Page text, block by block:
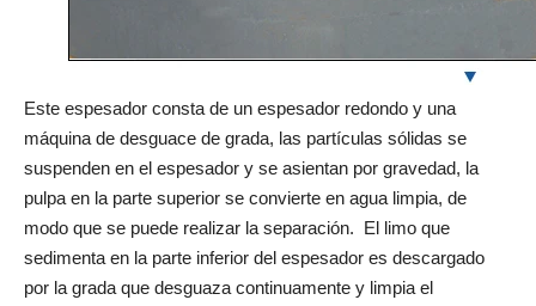
Este espesador consta de un espesador redondo y una
máquina de desguace de grada, las partículas sólidas se
suspenden en el espesador y se asientan por gravedad, la
pulpa en la parte superior se convierte en agua limpia, de
modo que se puede realizar la separación. El limo que
sedimenta en la parte inferior del espesador es descargado
por la grada que desguaza continuamente y limpia el